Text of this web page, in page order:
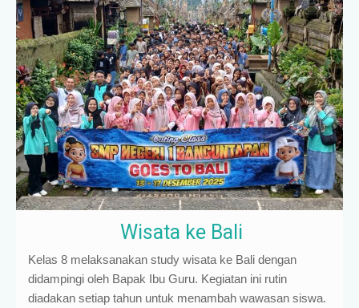
Wisata ke Bali
Kelas 8 melaksanakan study wisata ke Bali dengan
didampingi oleh Bapak Ibu Guru. Kegiatan ini rutin
diadakan setiap tahun untuk menambah wawasan siswa.